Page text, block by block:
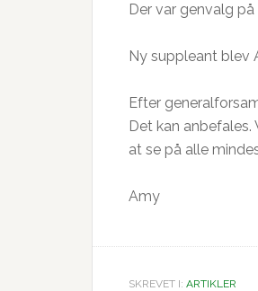
Der var genvalg på
Ny suppleant blev
Efter
Det kan
at se på alle
Amy
SKREVET I: ARTIKLER